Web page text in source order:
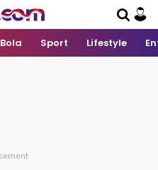
Bola Sport Lifestyle